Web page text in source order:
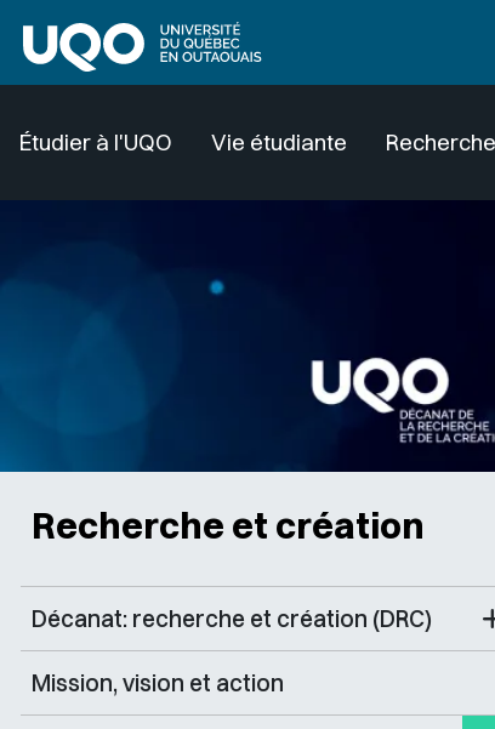
Étudier à l'UQO Vie étudiante
Recherche et création
Décanat: recherche et création (DRC)
Mission, vision et action